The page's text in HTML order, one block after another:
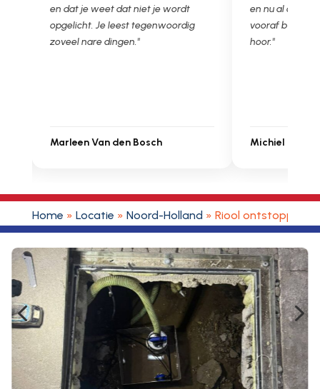
dat niet je wordt
Je leest tegenwoordig
den Bosch
en nu al opgelost voor een vast en
vooraf besproken tarief. Lekker
Michiel Uitdenbongerd
Home » Locatie » Noord-Holland » Riool ontstoppen
4 5